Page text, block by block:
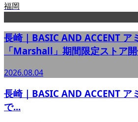
福岡
長崎｜BASIC AND ACCENT ア
「Marshall」期間限定ストア
2026.08.04
長崎｜BASIC AND ACCENT ア
で...